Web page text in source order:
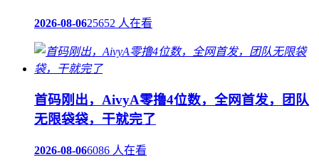
2026-08-0625652 人在看
首码刚出，AivyA零撸4位数，全网首发，团队
无限袋袋，干就完了
2026-08-066086 人在看